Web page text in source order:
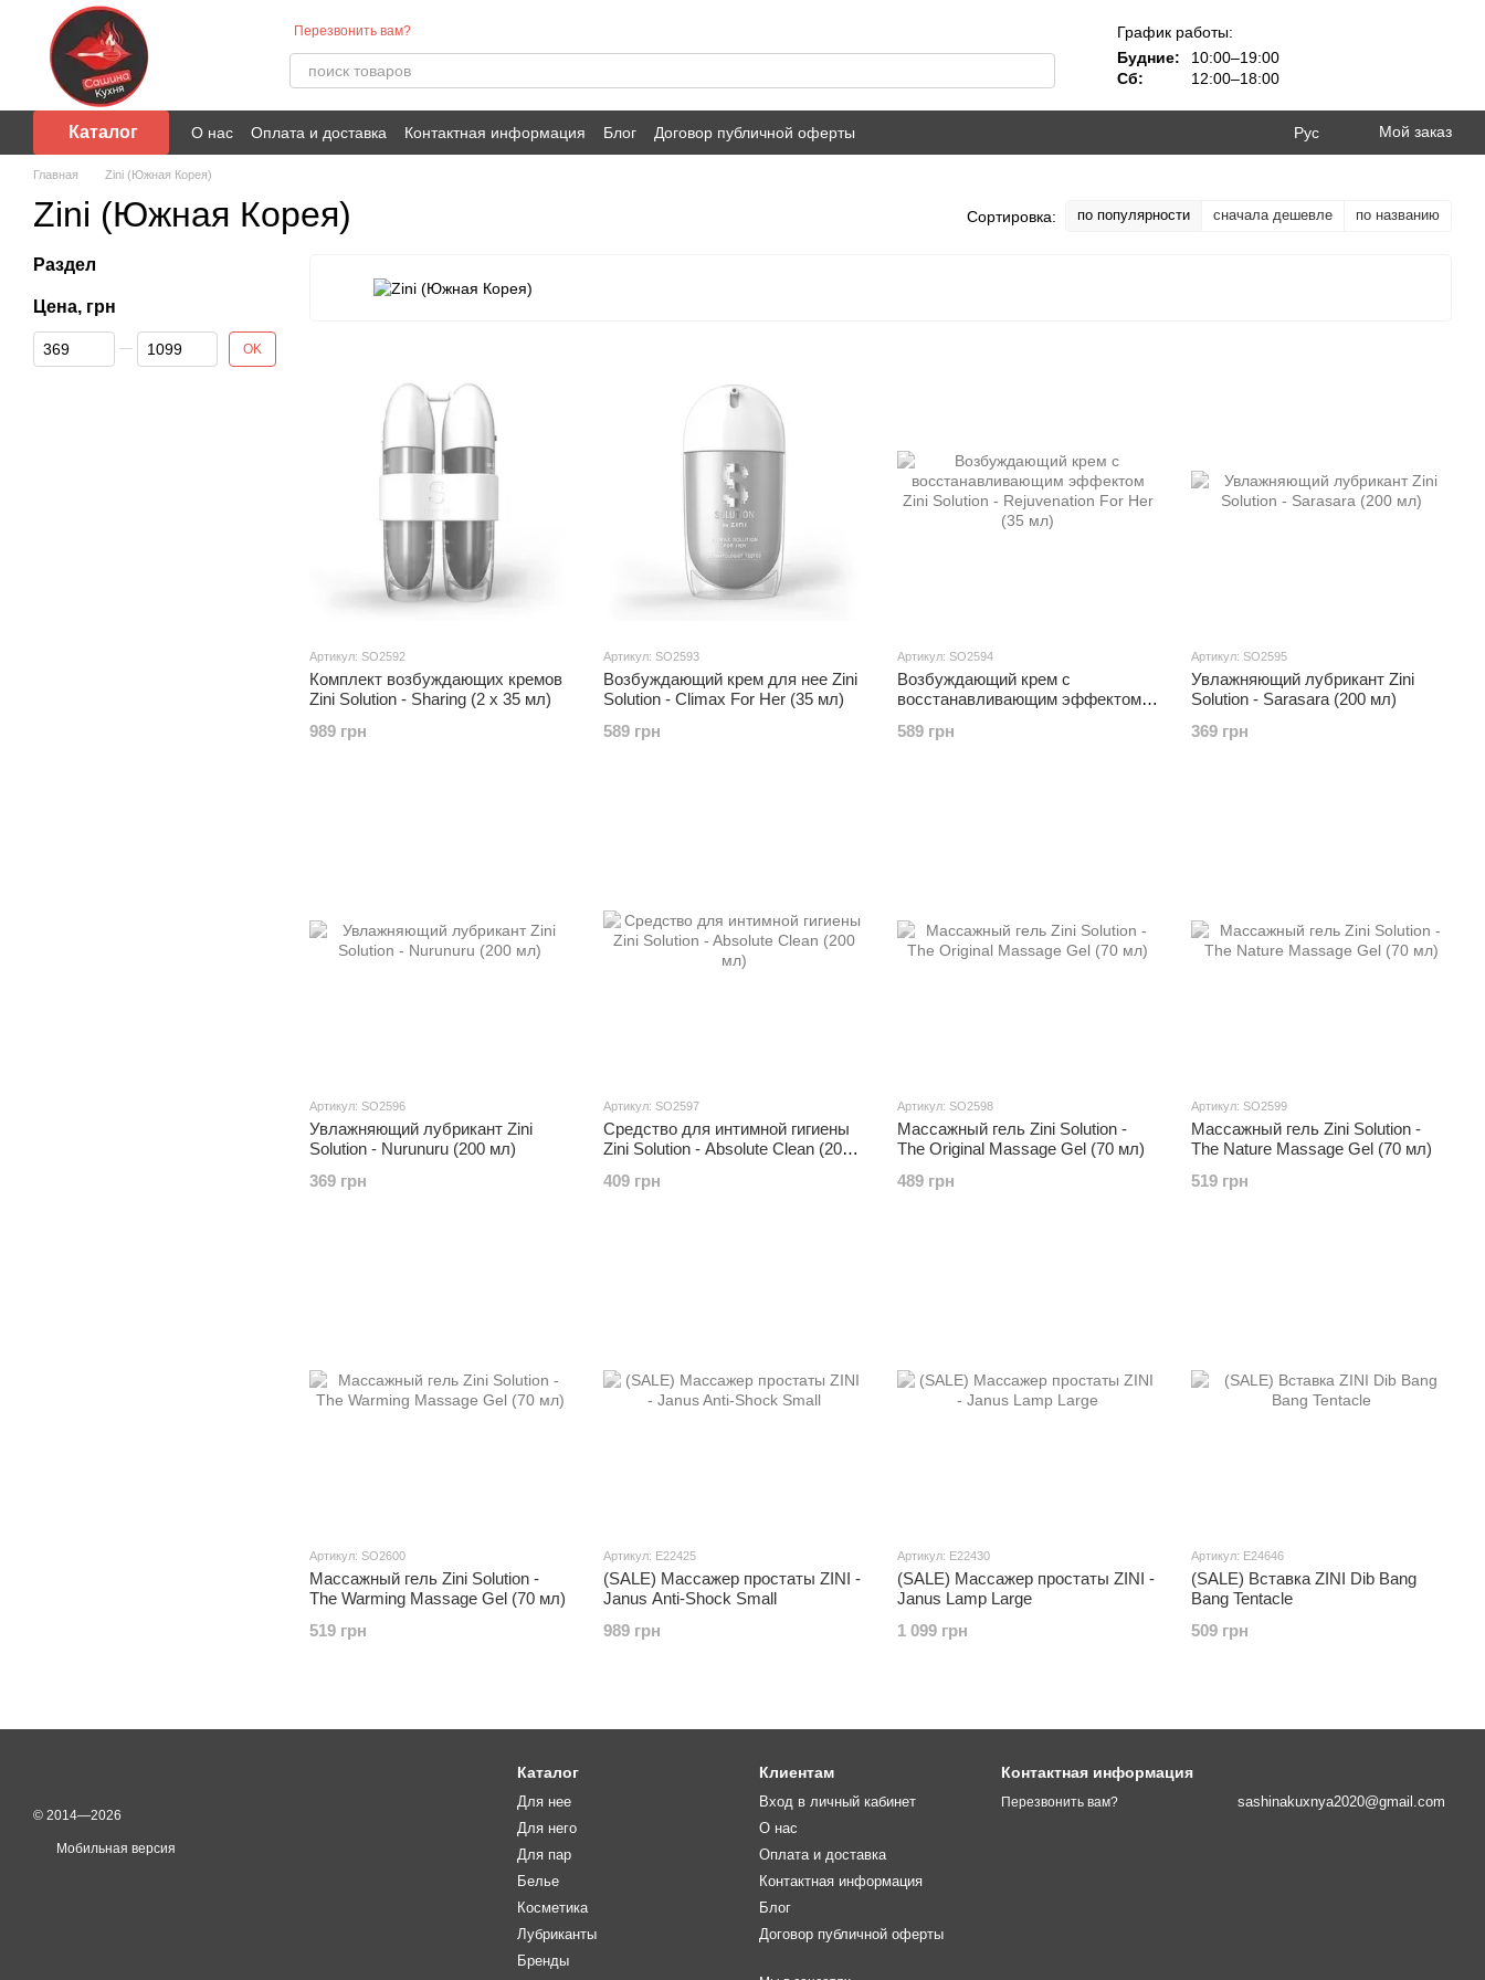
Перейти к основному контенту
Перезвонить вам?
График работы:
Будние:
10:00–19:00
Сб:
12:00–18:00
Каталог О нас Оплата и доставка Контактная информация Блог Договор публичной оферты Рус Мой заказ
Главная Zini (Южная Корея)
Zini (Южная Корея) Сортировка: по популярности сначала дешевле по названию
Артикул: SO2592
Комплект возбуждающих кремов
Zini Solution - Sharing (2 x 35 мл)
989 грн
Артикул: SO2593
Возбуждающий крем для нее Zini
Solution - Climax For Her (35 мл)
589 грн
Артикул: SO2594
Возбуждающий крем с
восстанавливающим эффектом
(35 мл)
589 грн
Артикул: SO2595
Увлажняющий лубрикант Zini
Solution - Sarasara (200 мл)
369 грн
Артикул: SO2596
Увлажняющий лубрикант Zini
Solution - Nurunuru (200 мл)
369 грн
Артикул: SO2597
Средство для интимной гигиены
Zini Solution - Absolute Clean (200
409 грн
Артикул: SO2598
Массажный гель Zini Solution -
The Original Massage Gel (70 мл)
489 грн
Артикул: SO2599
Массажный гель Zini Solution -
The Nature Massage Gel (70 мл)
519 грн
Артикул: SO2600
Массажный гель Zini Solution -
The Warming Massage Gel (70 мл)
519 грн
Артикул: E22425
(SALE) Массажер простаты ZINI -
Janus Anti-Shock Small
989 грн
Артикул: E22430
(SALE) Массажер простаты ZINI -
Janus Lamp Large
1 099 грн
Артикул: E24646
(SALE) Вставка ZINI Dib Bang
Bang Tentacle
509 грн
Раздел
Цена, грн
От Цена, грн
До Цена, грн OK
© 2014—2026
Мобильная версия
Каталог
Для нее
Для него
Для пар
Белье
Косметика
Лубриканты
Бренды
Клиентам
Вход в личный кабинет
О нас
Оплата и доставка
Контактная информация
Блог
Договор публичной оферты
Контактная информация
Перезвонить вам? sashinakuxnya2020@gmail.com